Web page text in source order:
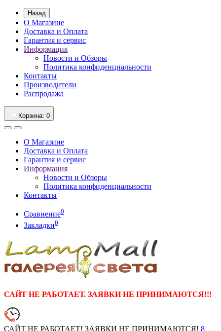
Назад
О Магазине
Доставка и Оплата
Гарантия и сервис
Информация
Новости и Обзоры
Политика конфиденциальности
Контакты
Производители
Распродажа
Корзина: 0
О Магазине
Доставка и Оплата
Гарантия и сервис
Информация
Новости и Обзоры
Политика конфиденциальности
Контакты
Сравнение0
Закладки0
САЙТ НЕ РАБОТАЕТ. ЗАЯВКИ НЕ ПРИНИМАЮТСЯ!!!
САЙТ НЕ РАБОТАЕТ! ЗАЯВКИ НЕ ПРИНИМАЮТСЯ! 8